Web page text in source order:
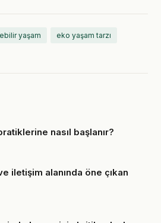
yaşam eko yaşam tarzı
nasıl başlanır?
iletişim alanında öne çıkan